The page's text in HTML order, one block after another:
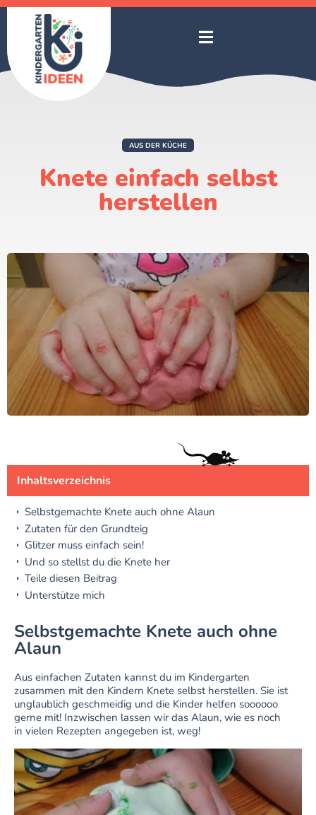
AUS DER KÜCHE
Knete einfach selbst
herstellen
Inhaltsverzeichnis
Selbstgemachte Knete auch ohne Alaun
Zutaten für den Grundteig
Glitzer muss einfach sein!
Und so stellst du die Knete her
Teile diesen Beitrag
Unterstütze mich
Selbstgemachte Knete auch ohne
Alaun
Aus einfachen Zutaten kannst du im Kindergarten
zusammen mit den Kindern Knete selbst herstellen. Sie ist
unglaublich geschmeidig und die Kinder helfen soooooo
gerne mit! Inzwischen lassen wir das Alaun, wie es noch
in vielen Rezepten angegeben ist, weg!